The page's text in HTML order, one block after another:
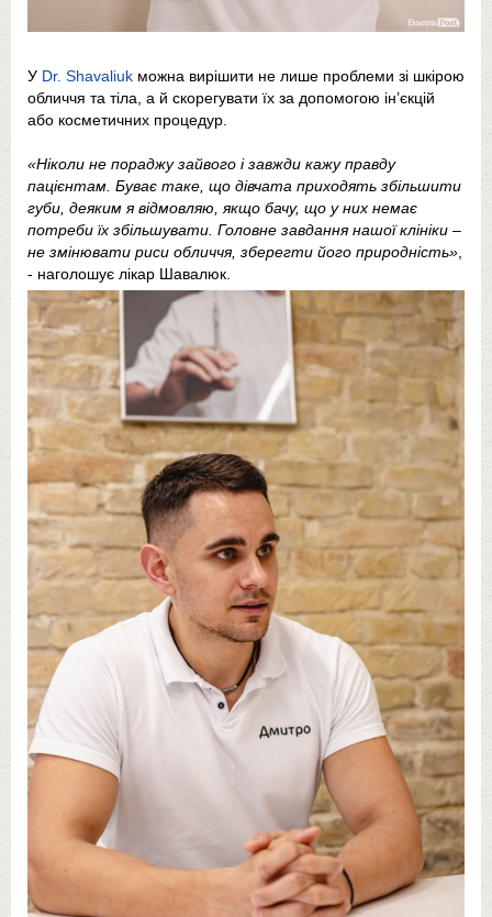
У Dr. Shavaliuk можна вирішити не лише проблеми зі шкірою
обличчя та тіла, а й скорегувати їх за допомогою ін’єкцій
або косметичних процедур.
«Ніколи не пораджу зайвого і завжди кажу правду
пацієнтам. Буває таке, що дівчата приходять збільшити
губи, деяким я відмовляю, якщо бачу, що у них немає
потреби їх збільшувати. Головне завдання нашої клініки –
не змінювати риси обличчя, зберегти його природність»
- наголошує лікар Шавалюк.